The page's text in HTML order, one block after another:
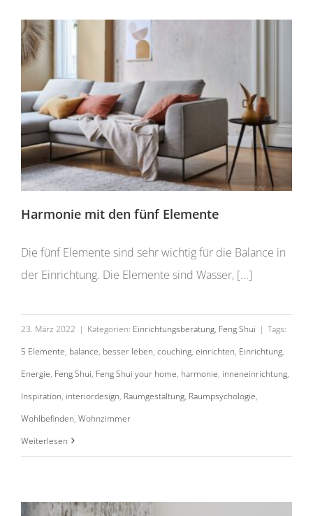
Harmonie mit den fünf Elemente
Die fünf Elemente sind sehr wichtig für die Balance in
der Einrichtung. Die Elemente sind Wasser, [...]
23. März 2022 | Kategorien: Einrichtungsberatung, Feng Shui | Tags:
5 Elemente, balance, besser leben, couching, einrichten, Einrichtung,
Energie, Feng Shui, Feng Shui your home, harmonie, inneneinrichtung,
Inspiration, interiordesign, Raumgestaltung, Raumpsychologie,
Wohlbefinden, Wohnzimmer
Weiterlesen